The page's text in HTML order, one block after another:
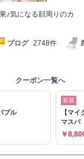
♪気になる顔周りのカ
ブログ 2748件
クーポン一覧へ
ブル
新規
【マ
マスパ
￥